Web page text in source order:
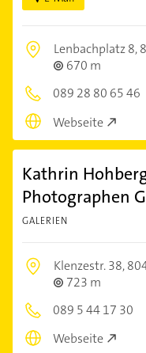
Lenbachplatz 8,
670 m
089 28 80 65 46
Webseite
Kathrin
Photographen
GALERIEN
Klenzestr. 38,
723 m
089 5 44 17 30
Webseite